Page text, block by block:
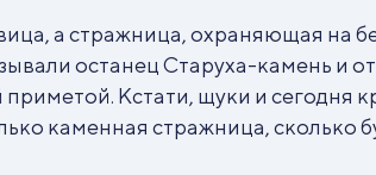
а стражница, охраняющая
останец Старуха-камень и
Кстати, щуки и сегодня
каменная стражница, сколько